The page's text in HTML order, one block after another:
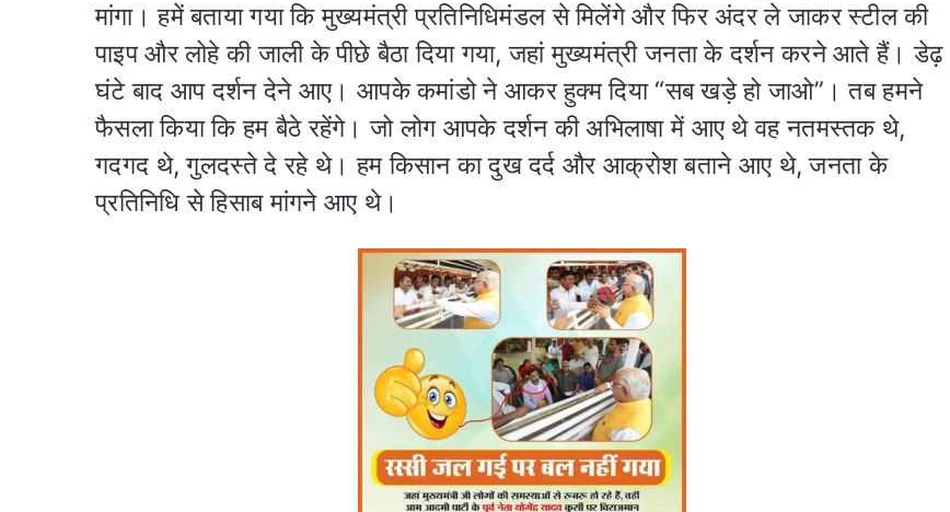
मांगा। हमें बताया गया कि मुख्यमंत्री प्रतिनिधिमंडल से मिलेंगे और फिर अंदर ले जाकर स्टील की
पाइप और लोहे की जाली के पीछे बैठा दिया गया, जहां मुख्यमंत्री जनता के दर्शन करने आते हैं। डेढ़
घंटे बाद आप दर्शन देने आए। आपके कमांडो ने आकर हुक्म दिया “सब खड़े हो जाओ”। तब हमने
फैसला किया कि हम बैठे रहेंगे। जो लोग आपके दर्शन की अभिलाषा में आए थे वह नतमस्तक थे,
गदगद थे, गुलदस्ते दे रहे थे। हम किसान का दुख दर्द और आक्रोश बताने आए थे, जनता के
प्रतिनिधि से हिसाब मांगने आए थे।